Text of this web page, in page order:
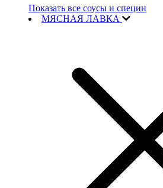
Показать все соусы и специи
МЯСНАЯ ЛАВКА